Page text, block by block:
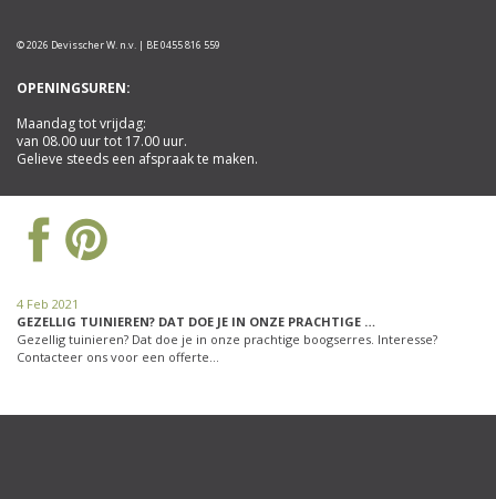
© 2026 Devisscher W. n.v. | BE 0455 816 559
OPENINGSUREN:
Maandag tot vrijdag:
van 08.00 uur tot 17.00 uur.
Gelieve steeds een afspraak te maken.
4 Feb 2021
GEZELLIG TUINIEREN? DAT DOE JE IN ONZE PRACHTIGE …
Gezellig tuinieren? Dat doe je in onze prachtige boogserres. Interesse?
Contacteer ons voor een offerte…